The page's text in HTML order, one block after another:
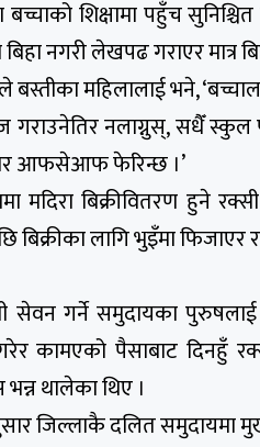
शिक्षामा पहुँच
नगरी लेखपढ गराएर मात्र
बस्तीका महिलालाई भने,
नलाग्नुस्, सधैँ स्कुल
आफसेआफ फेरिन्छ ।’
मदिरा बिक्रीवितरण हुने
लागि भुइँमा
सेवन गर्ने समुदायका
कामएको पैसाबाट दिनहुँ
थालेका थिए ।
जिल्लाकै दलित समुदायमा